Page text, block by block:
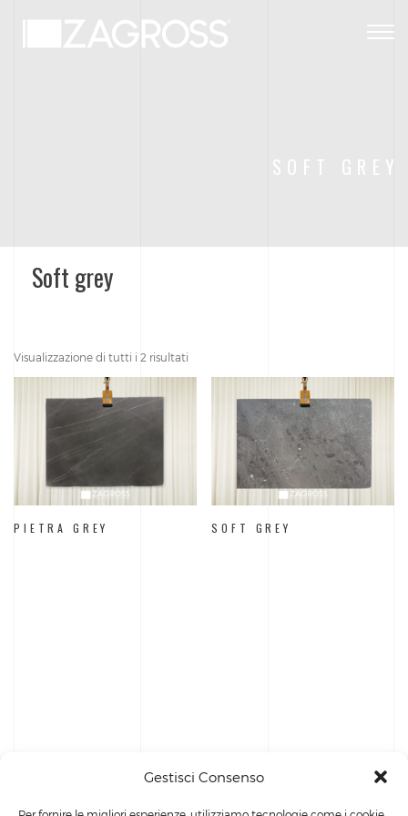
Gestisci Consenso
Soft grey
Visualizzazione di tutti i 2 risultati
PIETRA GREY SOFT GREY